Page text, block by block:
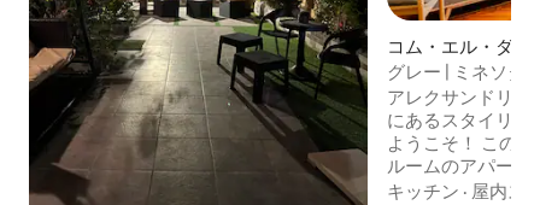
コム・エル・ダカ
マンション・アパ
グレー | ミネソタ
ウンタウンにある
ト
アレクサンドリア
にあるスタイリッ
ようこそ！ この
ルームのアパート
ンにあり、モダン
キッチン · 屋内ス